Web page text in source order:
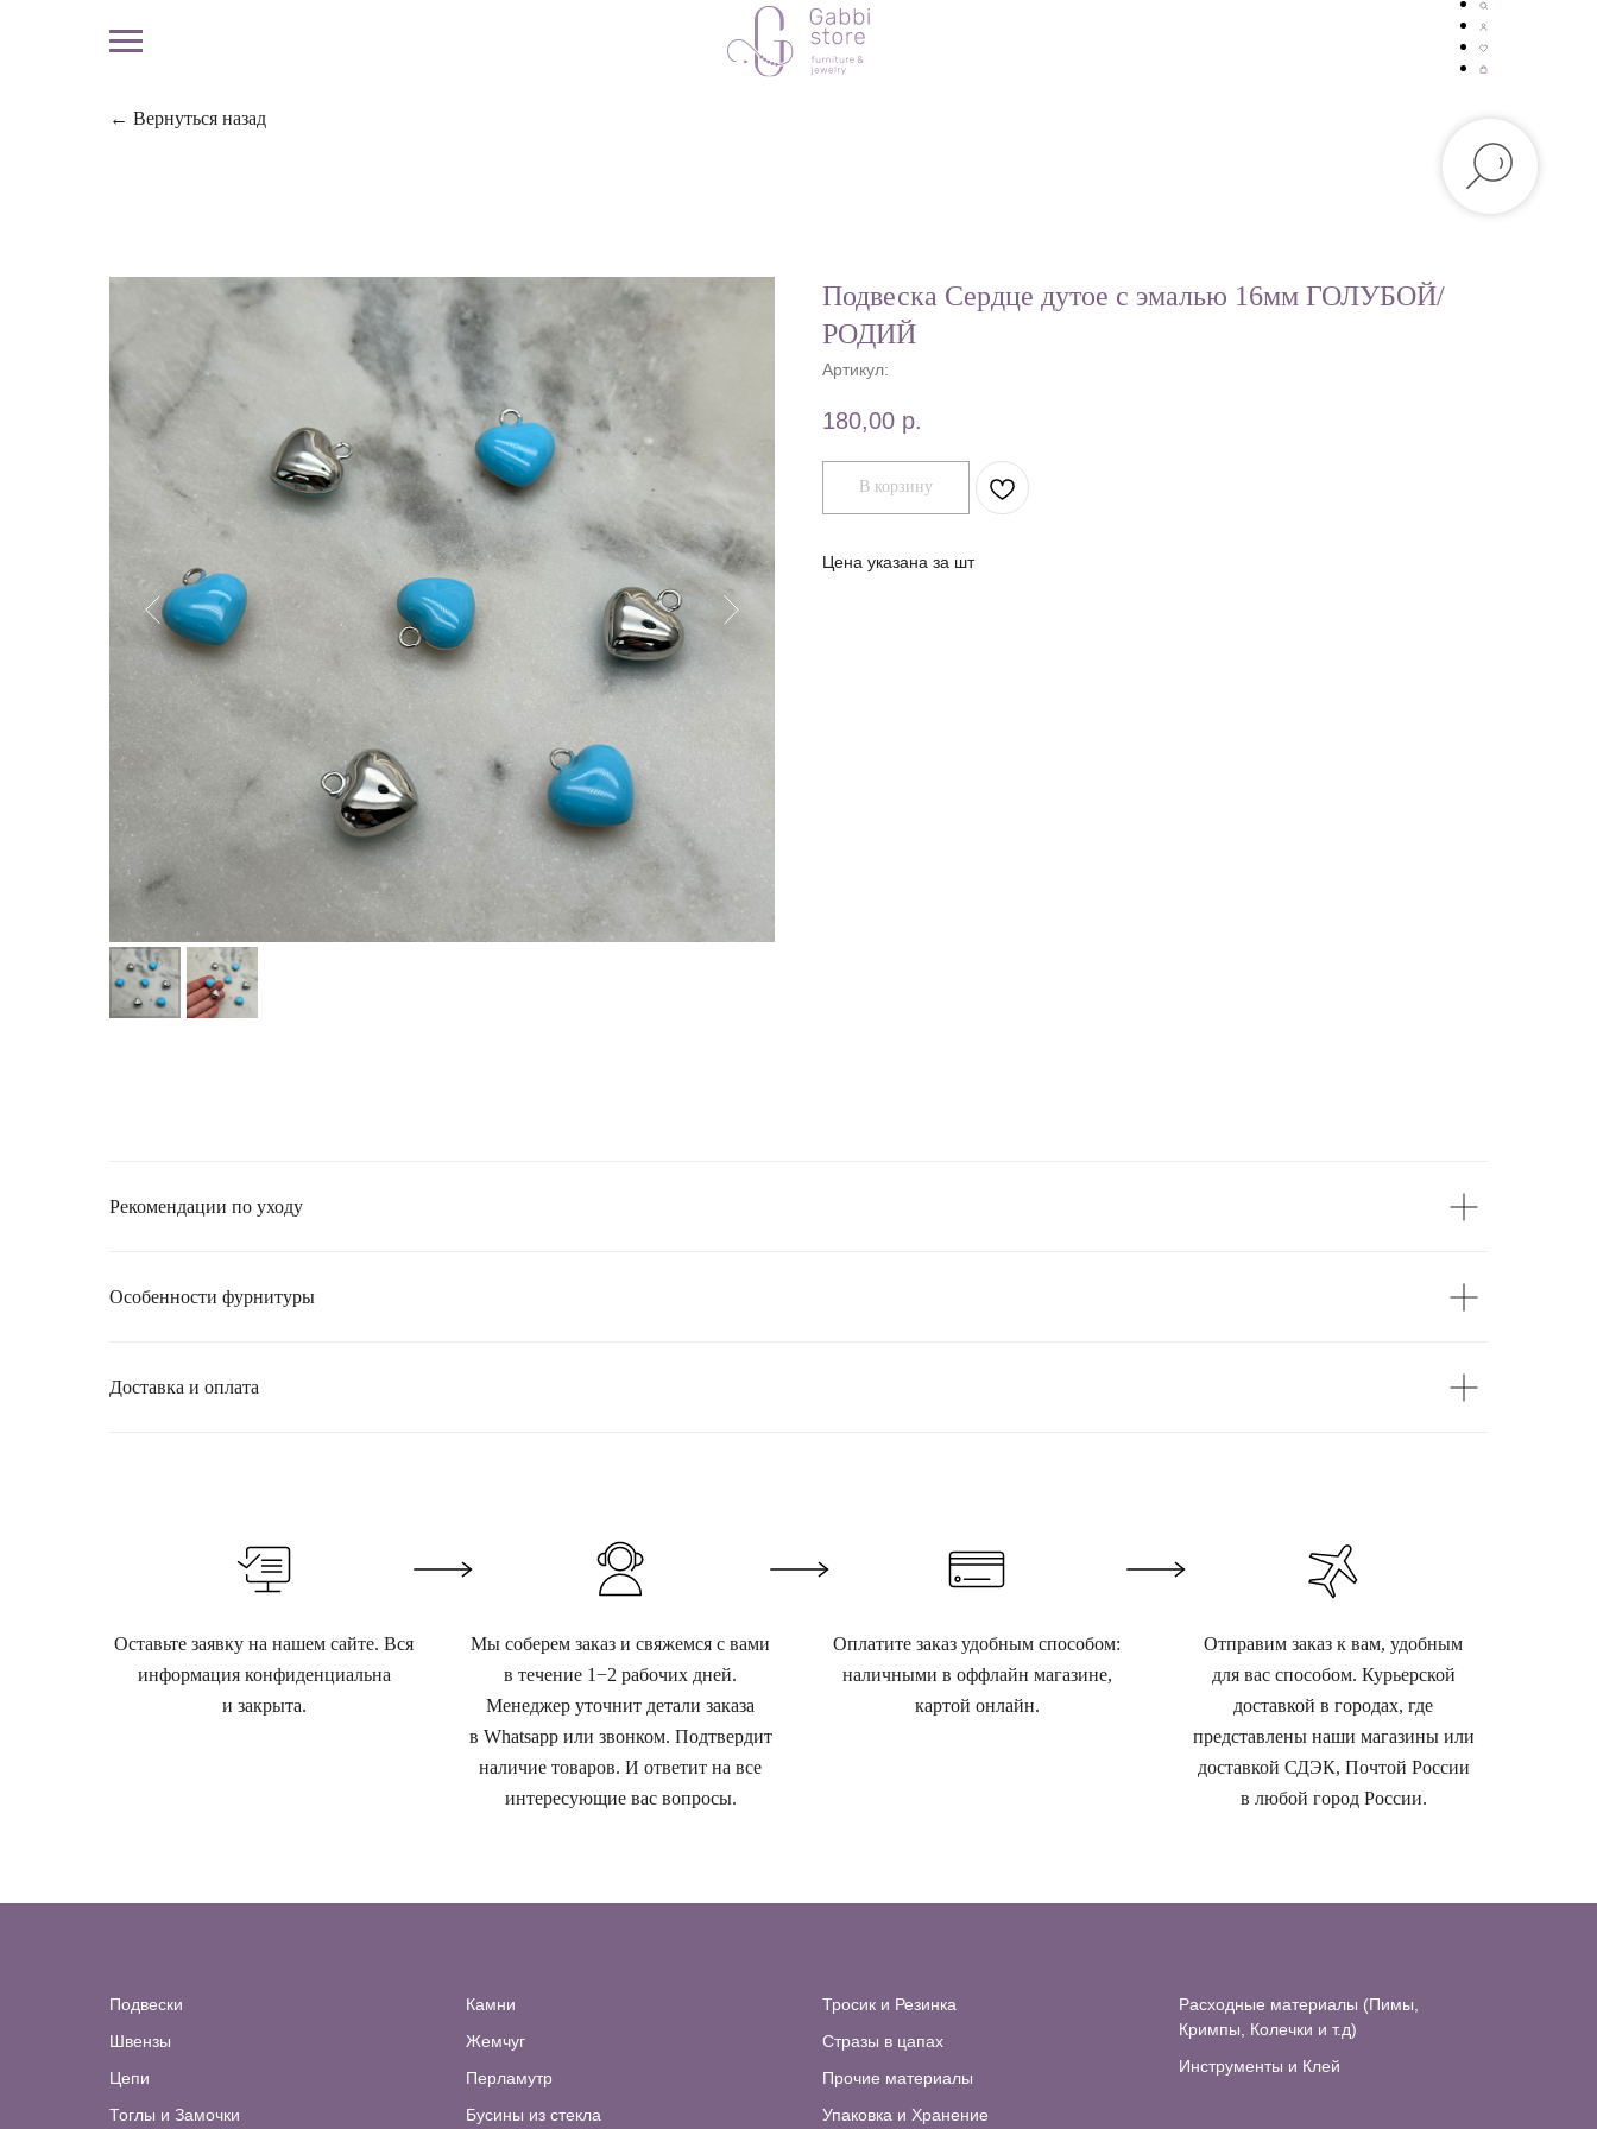
← Вернуться назад
Подвеска Сердце дутое с эмалью 16мм ГОЛУБОЙ/
РОДИЙ
Артикул:
180,00 р.
В корзину
Цена указана за шт
Рекомендации по уходу
Особенности фурнитуры
Доставка и оплата
Оставьте заявку на нашем сайте. Вся
информация конфиденциальна
и закрыта.
Мы соберем заказ и свяжемся с вами
в течение 1−2 рабочих дней.
Менеджер уточнит детали заказа
в Whatsapp или звонком. Подтвердит
наличие товаров. И ответит на все
интересующие вас вопросы.
Оплатите заказ удобным способом:
наличными в оффлайн магазине,
картой онлайн.
Отправим заказ к вам, удобным
для вас способом. Курьерской
доставкой в городах, где
представлены наши магазины или
доставкой СДЭК, Почтой России
в любой город России.
Подвески
Швензы
Цепи
Тоглы и Замочки
Камни
Жемчуг
Перламутр
Бусины из стекла
Тросик и Резинка
Стразы в цапах
Прочие материалы
Упаковка и Хранение
Расходные материалы (Пимы,
Кримпы, Колечки и т.д)
Инструменты и Клей